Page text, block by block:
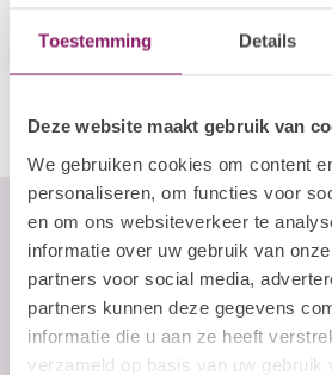
Toestemming Details
Deze website maakt gebruik van
We gebruiken cookies om content
personaliseren, om functies voor
en om ons websiteverkeer te
informatie over uw gebruik van
partners voor social media,
partners kunnen deze gegevens
informatie die u aan ze heeft
verzameld op basis van uw gebruik
Op voorraad
Abonneer je op onze
Blijf op de hoogte over onze
E-mailadres